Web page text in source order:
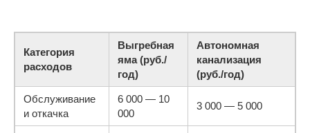
Категория
расходов
Выгребная
яма (руб./
год)
Автономная
канализация
(руб./год)
Обслуживание
и откачка
6 000 — 10
000
3 000 — 5 000